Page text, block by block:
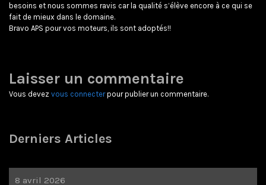
besoins et nous sommes ravis car la qualité s’élève encore à ce qui se
fait de mieux dans le domaine.
Bravo APS pour vos moteurs, ils sont adoptés!!
Laisser un commentaire
Vous devez vous connecterpour publier un commentaire.
Derniers Articles
8 avril 2026